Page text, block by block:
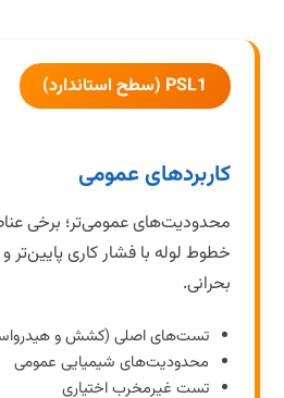
PSL1 (سطح استاندارد)
کاربردهای عمومی
محدودیت‌های عمومی‌تر؛ برخی
خطوط لوله با فشار کاری پایین‌تر
بحرانی.
تست‌های اصلی (کشش و
محدودیت‌های شیمیایی عمومی
تست غیرمخرب اختیاری